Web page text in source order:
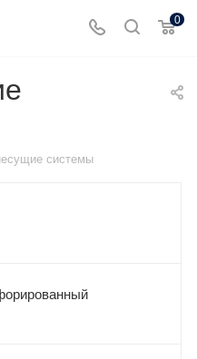
0
системы